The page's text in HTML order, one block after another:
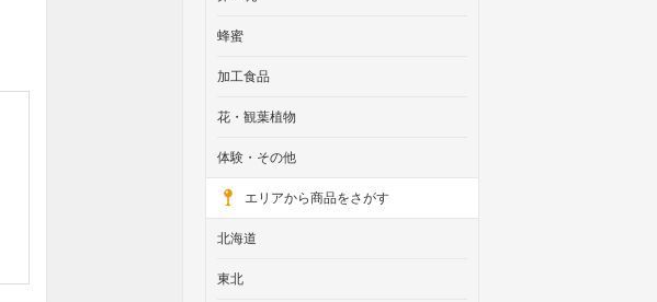
蜂蜜
加工食品
花・観葉植物
体験・その他
エリアから商品をさがす
北海道
東北